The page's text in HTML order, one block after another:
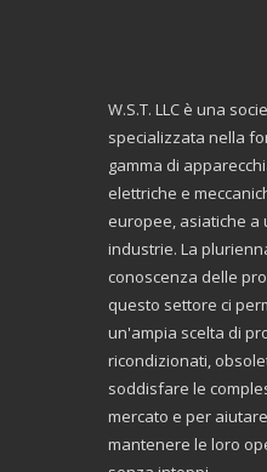
W.S.T. LLC è una
specializzata nella
gamma di
elettriche e
europee, asiatiche a
industrie. La
conoscenza delle
questo settore ci
un'ampia scelta di
ricondizionati,
soddisfare le
mercato e per
mantenere le loro